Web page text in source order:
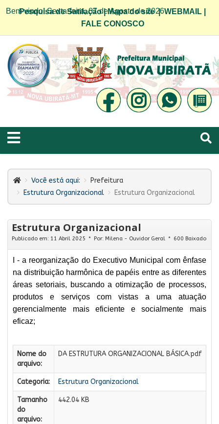
Bem vindo! Sexta-feira, 07 de Agosto de 2026
Pesquisa de Satifação|Mapa do site|WEBMAIL
FALE CONOSCO
Você está aqui:
Prefeitura
Estrutura Organizacional
Estrutura Organizacional
Estrutura Organizacional
Publicado em: 11 Abril 2025 Por: Milena - Ouvidor Geral 600 Baixado
I - a reorganização do Executivo Municipal com ênfase
na distribuição harmônica de papéis entre as diferentes
áreas setoriais, buscando a otimização de processos,
produtos e serviços com vistas a uma atuação
gerencialmente mais eficiente e socialmente mais
eficaz;
Nome do
arquivo:
DA ESTRUTURA ORGANIZACIONAL BÁSICA.pdf
Categoria: Estrutura Organizacional
Tamanho
do
arquivo:
442.04 KB